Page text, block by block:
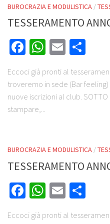
BUROCRAZIA E MODULISTICA /
TESSERAMENTO
Facebook
WhatsApp
Email
Eccoci già pronti al
troveremo in sede (Bar
nuove iscrizioni al club. SOTTO I
stampare,...
BUROCRAZIA E MODULISTICA /
TESSERAMENTO
Facebook
WhatsApp
Email
Eccoci già pronti al